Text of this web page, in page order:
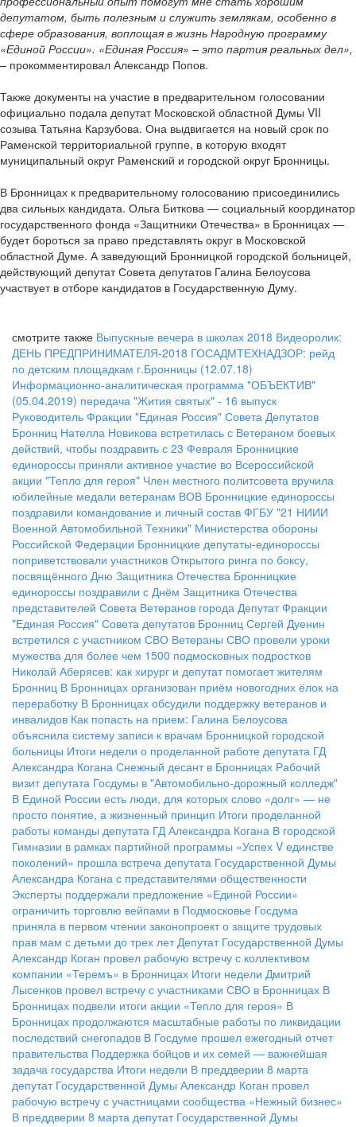
депутатом, быть полезным и служить землякам, особенно в
сфере образования, воплощая в жизнь Народную программу
«Единой России». «Единая Россия» – это партия реальных дел»,
– прокомментировал Александр Попов.
Также документы на участие в предварительном голосовании
официально подала депутат Московской областной Думы VII
созыва Татьяна Карзубова. Она выдвигается на новый срок по
Раменской территориальной группе, в которую входят
муниципальный округ Раменский и городской округ Бронницы.
В Бронницах к предварительному голосованию присоединились
два сильных кандидата. Ольга Биткова — социальный координатор
государственного фонда «Защитники Отечества» в Бронницах —
будет бороться за право представлять округ в Московской
областной Думе. А заведующий Бронницкой городской больницей,
действующий депутат Совета депутатов Галина Белоусова
участвует в отборе кандидатов в Государственную Думу.
смотрите также Выпускные вечера в школах 2018 Видеоролик:
ДЕНЬ ПРЕДПРИНИМАТЕЛЯ-2018 ГОСАДМТЕХНАДЗОР: рейд
по детским площадкам г.Бронницы (12.07.18)
Информационно-аналитическая программа "ОБЪЕКТИВ"
(05.04.2019) передача "Жития святых" - 16 выпуск
Руководитель Фракции "Единая Россия" Совета Депутатов
Бронниц Нателла Новикова встретилась с Ветераном боевых
действий, чтобы поздравить с 23 Февраля Бронницкие
единороссы приняли активное участие во Всероссийской
акции "Тепло для героя" Член местного политсовета вручила
юбилейные медали ветеранам ВОВ Бронницкие единороссы
поздравили командование и личный состав ФГБУ "21 НИИИ
Военной Автомобильной Техники" Министерства обороны
Российской Федерации Бронницкие депутаты-единороссы
поприветствовали участников Открытого ринга по боксу,
посвящённого Дню Защитника Отечества Бронницкие
единороссы поздравили с Днём Защитника Отечества
представителей Совета Ветеранов города Депутат Фракции
"Единая Россия" Совета депутатов Бронниц Сергей Дуенин
встретился с участником СВО Ветераны СВО провели уроки
мужества для более чем 1500 подмосковных подростков
Николай Аберясев: как хирург и депутат помогает жителям
Бронниц В Бронницах организован приём новогодних ёлок на
переработку В Бронницах обсудили поддержку ветеранов и
инвалидов Как попасть на прием: Галина Белоусова
объяснила систему записи к врачам Бронницкой городской
больницы Итоги недели о проделанной работе депутата ГД
Александра Когана Снежный десант в Бронницах Рабочий
визит депутата Госдумы в "Автомобильно-дорожный колледж"
В Единой России есть люди, для которых слово «долг» — не
просто понятие, а жизненный принцип Итоги проделанной
работы команды депутата ГД Александра Когана В городской
Гимназии в рамках партийной программы «Успех V единстве
поколений» прошла встреча депутата Государственной Думы
Александра Когана с представителями общественности
Эксперты поддержали предложение «Единой России»
ограничить торговлю вейпами в Подмосковье Госдума
приняла в первом чтении законопроект о защите трудовых
прав мам с детьми до трех лет Депутат Государственной Думы
Александр Коган провел рабочую встречу с коллективом
компании «Теремъ» в Бронницах Итоги недели Дмитрий
Лысенков провел встречу с участниками СВО в Бронницах В
Бронницах подвели итоги акции «Тепло для героя» В
Бронницах продолжаются масштабные работы по ликвидации
последствий снегопадов В Госдуме прошел ежегодный отчет
правительства Поддержка бойцов и их семей — важнейшая
задача государства Итоги недели В преддверии 8 марта
депутат Государственной Думы Александр Коган провел
рабочую встречу с участницами сообщества «Нежный бизнес»
В преддверии 8 марта депутат Государственной Думы